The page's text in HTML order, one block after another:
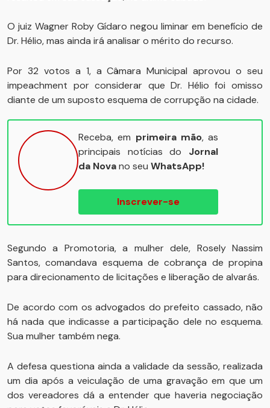
O juiz Wagner Roby Gídaro negou liminar em benefício de
Dr. Hélio, mas ainda irá analisar o mérito do recurso.
Por 32 votos a 1, a Câmara Municipal aprovou o seu
impeachment por considerar que Dr. Hélio foi omisso
diante de um suposto esquema de corrupção na cidade.
Receba, em primeira mão, as
principais notícias do Jornal
da Novano seu WhatsApp!
Inscrever-se
Segundo a Promotoria, a mulher dele, Rosely Nassim
Santos, comandava esquema de cobrança de propina
para direcionamento de licitações e liberação de alvarás.
De acordo com os advogados do prefeito cassado, não
há nada que indicasse a participação dele no esquema.
Sua mulher também nega.
A defesa questiona ainda a validade da sessão, realizada
um dia após a veiculação de uma gravação em que um
dos vereadores dá a entender que haveria negociação